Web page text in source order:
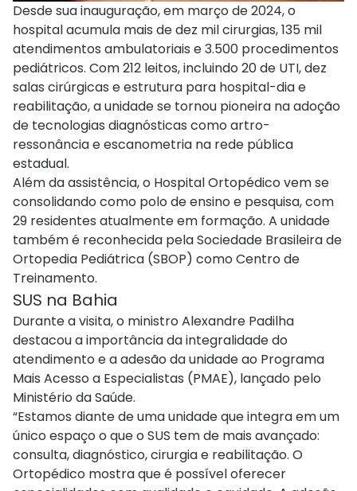
Desde sua inauguração, em março de 2024, o
hospital acumula mais de dez mil cirurgias, 135 mil
atendimentos ambulatoriais e 3.500 procedimentos
pediátricos. Com 212 leitos, incluindo 20 de UTI, dez
salas cirúrgicas e estrutura para hospital-dia e
reabilitação, a unidade se tornou pioneira na adoção
de tecnologias diagnósticas como artro-
ressonância e escanometria na rede pública
estadual.
Além da assistência, o Hospital Ortopédico vem se
consolidando como polo de ensino e pesquisa, com
29 residentes atualmente em formação. A unidade
também é reconhecida pela Sociedade Brasileira de
Ortopedia Pediátrica (SBOP) como Centro de
Treinamento.
SUS na Bahia
Durante a visita, o ministro Alexandre Padilha
destacou a importância da integralidade do
atendimento e a adesão da unidade ao Programa
Mais Acesso a Especialistas (PMAE), lançado pelo
Ministério da Saúde.
“Estamos diante de uma unidade que integra em um
único espaço o que o SUS tem de mais avançado:
consulta, diagnóstico, cirurgia e reabilitação. O
Ortopédico mostra que é possível oferecer